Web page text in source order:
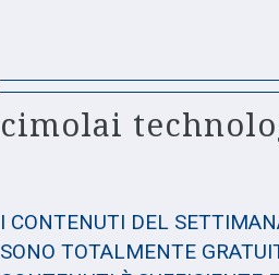
cimolai
I CONTENUTI DEL
SONO TOTALMENTE